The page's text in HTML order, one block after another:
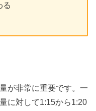
る
が非常に重要です。一
に対して1:15から1:20